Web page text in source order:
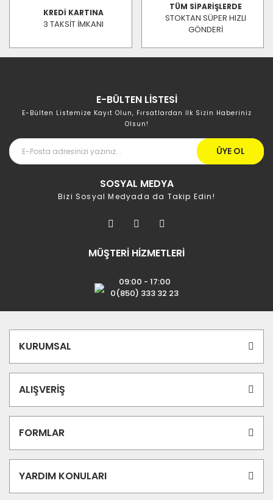
KREDİ KARTINA
3 TAKSİT İMKANI
TÜM SİPARİŞLERDE
STOKTAN SÜPER HIZLI
GÖNDERİ
E-BÜLTEN LİSTESİ
E-Bülten Listemize Kayıt Olun, Fırsatlardan İlk Sizin Haberiniz
Olsun!
ÜYE OL
SOSYAL MEDYA
Bizi Sosyal Medyada da Takip Edin!
MÜŞTERİ HİZMETLERİ
09:00 - 17:00
0(850) 333 32 23
KURUMSAL
ALIŞVERİŞ
FORMLAR
YARDIM KONULARI